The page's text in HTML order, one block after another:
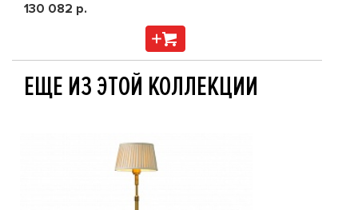
130 082 р.
ЕЩЕ ИЗ ЭТОЙ КОЛЛЕКЦИИ